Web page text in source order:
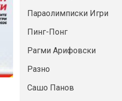
Параолимписки Игри
Пинг-Понг
Рагми Арифовски
Разно
Сашо Панов